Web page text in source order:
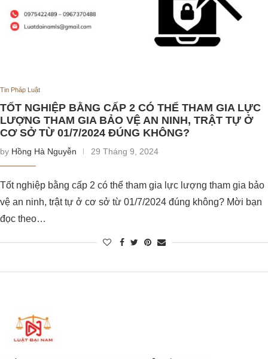
Tin Pháp Luật
TỐT NGHIỆP BẰNG CẤP 2 CÓ THỂ THAM GIA LỰC
LƯỢNG THAM GIA BẢO VỆ AN NINH, TRẬT TỰ Ở
CƠ SỞ TỪ 01/7/2024 ĐÚNG KHÔNG?
by Hồng Hà Nguyễn 29 Tháng 9, 2024
Tốt nghiệp bằng cấp 2 có thể tham gia lực lượng tham gia bảo
vệ an ninh, trật tự ở cơ sở từ 01/7/2024 đúng không? Mời bạn
đọc theo…